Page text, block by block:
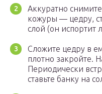
Аккуратно
кожуры — цедру,
слой (он испортит
Сложите цедру в
плотно закройте.
Периодически
ставьте банку на